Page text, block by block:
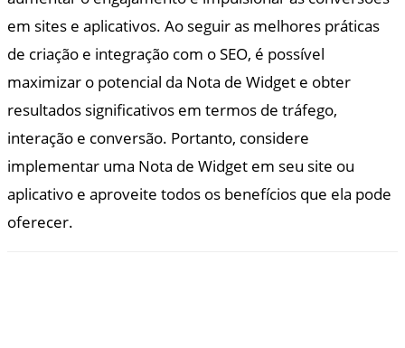
em sites e aplicativos. Ao seguir as melhores práticas
de criação e integração com o SEO, é possível
maximizar o potencial da Nota de Widget e obter
resultados significativos em termos de tráfego,
interação e conversão. Portanto, considere
implementar uma Nota de Widget em seu site ou
aplicativo e aproveite todos os benefícios que ela pode
oferecer.